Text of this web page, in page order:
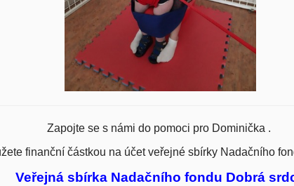
Zapojte se s námi do pomoci pro Dominička .
finanční částkou na účet veřejné sbírkyNadačního
Veřejná sbírka Nadačního fondu Dobrá